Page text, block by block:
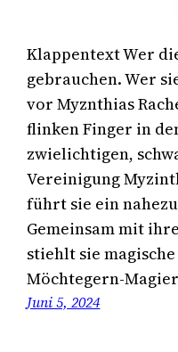
Klappentext Wer
gebrauchen. Wer
vor Myznthias
flinken Finger in
zwielichtigen,
Vereinigung
führt sie ein
Gemeinsam mit
stiehlt sie
Möchtegern-
Juni 5, 2024